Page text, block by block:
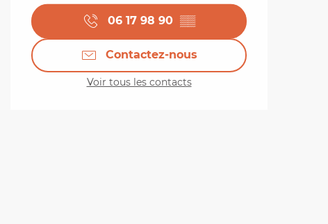
06 17 98 90 ▒▒
Contactez-nous
Voir tous les contacts